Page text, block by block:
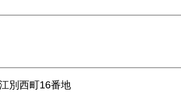
別西町16番地